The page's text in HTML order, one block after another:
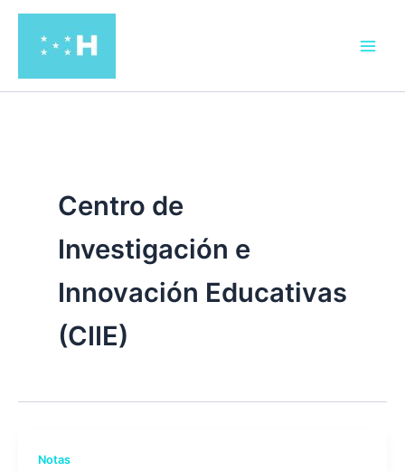
contenido
Centro de
Investigación e
Innovación Educativas
(CIIE)
Notas